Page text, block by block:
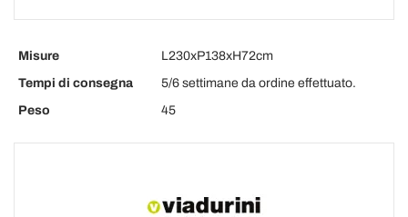
Misure
L230xP138xH72cm
Tempi di consegna
5/6 settimane da ordine effettuato.
Peso
45